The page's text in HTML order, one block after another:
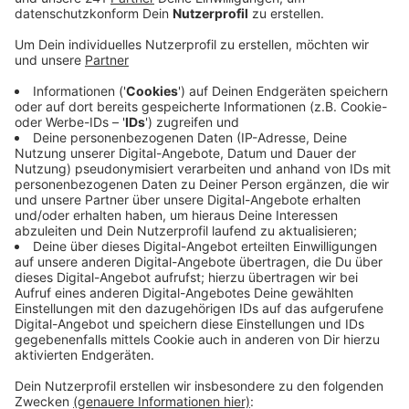
Veröffentlicht:Donnerstag, 18.08.2022 16:54
Anzeige
Unter anderem wird in Blankenheim die Umgestaltung
der Ahrstraße mit rund 1,7 Millionen Euro gefördert.
Euskirchen wird für Baumaßnahmen in der Innenstadt
mit 75.000 Euro unterstützt und Kall bekommt
130.000 Euro für den Ortskern. Auch Schleiden,
Zülpich, Nettersheim und Mechernich erhalten Geld.
Mit der Städtebauförderung solle Mut und Kreativität
gefördert werden, so Heimatministerin Ina
Scharrenbach. Außerdem sollen die Kommunen auf die
Auswirkungen des Klimawandels vorbereitet werden.
Wenn Gebiete saniert werden, sollen